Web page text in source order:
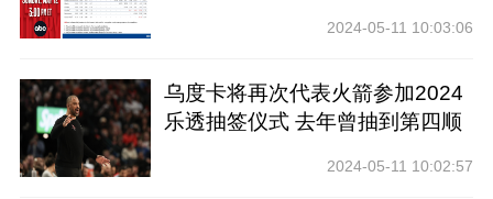
2024-05-11 10:03:06
乌度卡将再次代表火箭参加2024
乐透抽签仪式 去年曾抽到第四顺
2024-05-11 10:02:57